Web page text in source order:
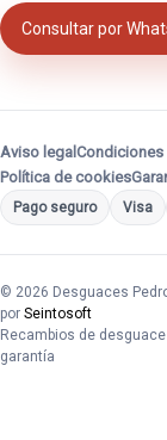
Consultar por
Aviso legal Condiciones
Política de cookies
Pago seguro Visa
© 2026 Desguaces
por Seintosoft
Recambios de
garantía